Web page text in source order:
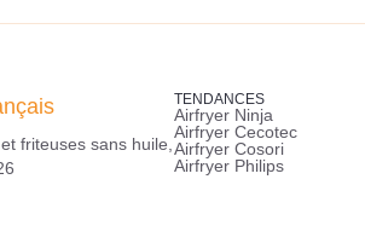
friteuses sans huile,
TENDANCES
Airfryer Ninja
Airfryer Cecotec
Airfryer Cosori
Airfryer Philips